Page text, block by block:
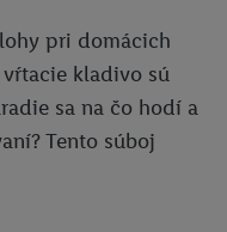
pri domácich
kladivo sú
sa na čo hodí a
Tento súboj